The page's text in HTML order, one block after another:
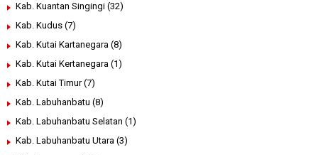
Kab. Kuantan Singingi (32)
Kab. Kudus (7)
Kab. Kutai Kartanegara (8)
Kab. Kutai Kertanegara (1)
Kab. Kutai Timur (7)
Kab. Labuhanbatu (8)
Kab. Labuhanbatu Selatan (1)
Kab. Labuhanbatu Utara (3)